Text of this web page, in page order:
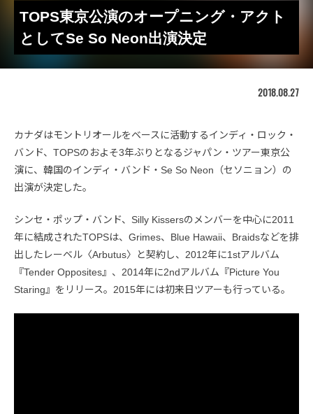
TOPS東京公演のオープニング・アクト
としてSe So Neon出演決定
2018.08.27
カナダはモントリオールをベースに活動するインディ・ロック・
バンド、TOPSのおよそ3年ぶりとなるジャパン・ツアー東京公
演に、韓国のインディ・バンド・Se So Neon（セソニョン）の
出演が決定した。
シンセ・ポップ・バンド、Silly Kissersのメンバーを中心に2011
年に結成されたTOPSは、Grimes、Blue Hawaii、Braidsなどを排
出したレーベル〈Arbutus〉と契約し、2012年に1stアルバム
『Tender Opposites』、2014年に2ndアルバム『Picture You
Staring』をリリース。2015年には初来日ツアーも行っている。